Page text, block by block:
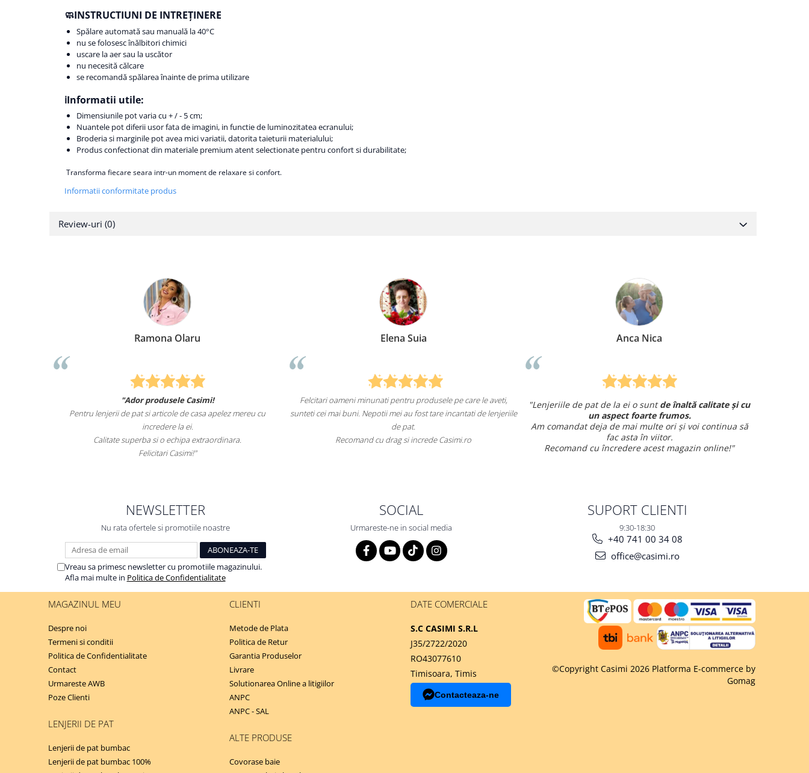
🧼INSTRUCTIUNI DE INTREȚINERE
Spălare automată sau manuală la 40°C
nu se folosesc înălbitori chimici
uscare la aer sau la uscător
nu necesită călcare
se recomandă spălarea înainte de prima utilizare
ℹ️Informatii utile:
Dimensiunile pot varia cu + / - 5 cm;
Nuantele pot diferii usor fata de imagini, in functie de luminozitatea ecranului;
Broderia si marginile pot avea mici variatii, datorita taieturii materialului;
Produs confectionat din materiale premium atent selectionate pentru confort si durabilitate;
Transforma fiecare seara intr-un moment de relaxare si confort.
Informatii conformitate produs
Review-uri (0)
Ramona Olaru
"Ador produsele Casimi!
Pentru lenjerii de pat si articole de casa apelez mereu cu
incredere la ei.
Calitate superba si o echipa extraordinara.
Felicitari Casimi!"
Elena Suia
Felcitari oameni minunati pentru produsele pe care le aveti,
sunteti cei mai buni. Nepotii mei au fost tare incantati de lenjeriile
de pat.
Recomand cu drag si increde Casimi.ro
Anca Nica
"Lenjeriile de pat de la ei o suntde înaltă calitate și cu
un aspect foarte frumos.
Am comandat deja de mai multe ori și voi continua să
fac asta în viitor.
Recomand cu încredere acest magazin online!"
NEWSLETTER
Nu rata ofertele si promotiile noastre
Vreau sa primesc newsletter cu promotiile magazinului.
Afla mai multe in Politica de Confidentialitate
SOCIAL
Urmareste-ne in social media
SUPORT CLIENTI
9:30-18:30
+40 741 00 34 08
office@casimi.ro
MAGAZINUL MEU
Despre noi
Termeni si conditii
Politica de Confidentialitate
Contact
Urmareste AWB
Poze Clienti
LENJERII DE PAT
Lenjerii de pat bumbac
Lenjerii de pat bumbac 100%
CLIENTI
Metode de Plata
Politica de Retur
Garantia Produselor
Livrare
Solutionarea Online a litigiilor
ANPC
ANPC - SAL
ALTE PRODUSE
Covorase baie
DATE COMERCIALE
S.C CASIMI S.R.L
J35/2722/2020
RO43077610
Timisoara, Timis
Contacteaza-ne
©Copyright Casimi 2026 Platforma E-commerce by
Gomag